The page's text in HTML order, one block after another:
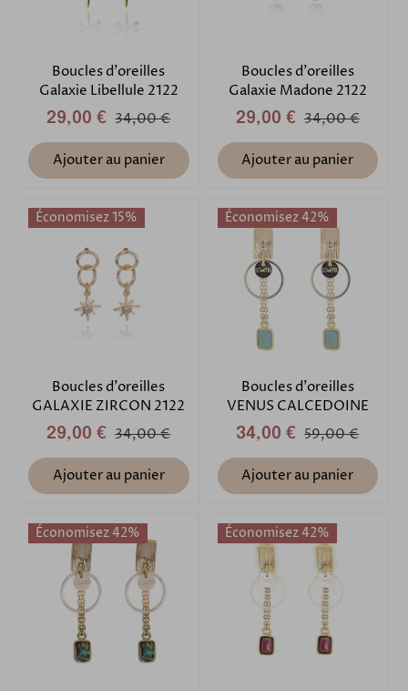
Boucles d'oreilles
Galaxie Libellule 2122
29,00 € 34,00 €
Ajouter au panier
Boucles d'oreilles
Galaxie Madone 2122
29,00 € 34,00 €
Ajouter au panier
Économisez 15%
Boucles d'oreilles
GALAXIE ZIRCON 2122
29,00 € 34,00 €
Ajouter au panier
Économisez 42%
Boucles d'oreilles
VENUS CALCEDOINE
34,00 € 59,00 €
Ajouter au panier
Économisez 42% Économisez 42%